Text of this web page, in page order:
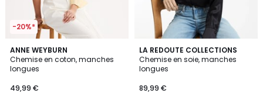
-20%*
ANNE WEYBURN
Chemise en coton, manches
longues
49,99 €
4,1
/ 5
2
Couleurs
LA REDOUTE COLLECTIONS
Chemise en soie, manches
longues
89,99 €
4
/
5
2
Couleurs